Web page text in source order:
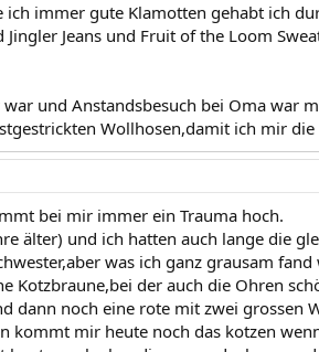
ich immer gute Klamotten gehabt ich
Jeans und Fruit of the Loom
war und Anstandsbesuch bei Oma war
Wollhosen,damit ich mir
bei mir immer ein Trauma hoch.
älter) und ich hatten auch lange die
was ich ganz grausam
Kotzbraune,bei der auch die Ohren
dann noch eine rote mit zwei grossen
kommt mir heute noch das kotzen